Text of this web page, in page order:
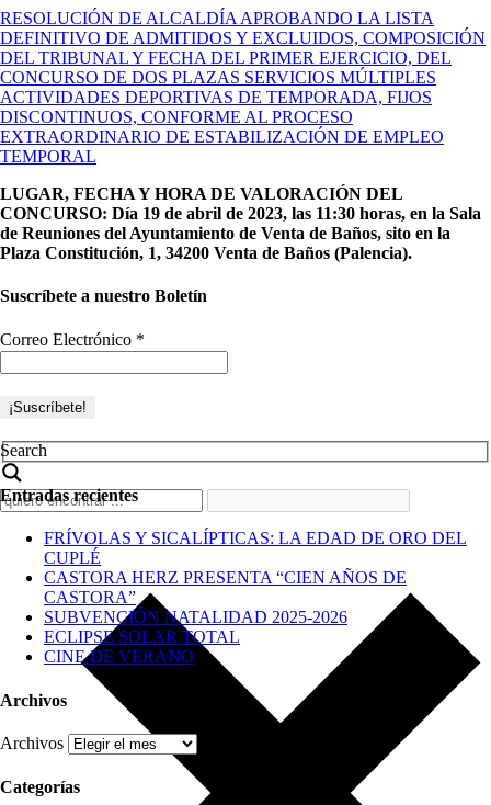
RESOLUCIÓN DE ALCALDÍA APROBANDO LA LISTA
DEFINITIVO DE ADMITIDOS Y EXCLUIDOS, COMPOSICIÓN
DEL TRIBUNAL Y FECHA DEL PRIMER EJERCICIO, DEL
CONCURSO DE DOS PLAZAS SERVICIOS MÚLTIPLES
ACTIVIDADES DEPORTIVAS DE TEMPORADA, FIJOS
DISCONTINUOS, CONFORME AL PROCESO
EXTRAORDINARIO DE ESTABILIZACIÓN DE EMPLEO
TEMPORAL
LUGAR, FECHA Y HORA DE VALORACIÓN DEL
CONCURSO: Día 19 de abril de 2023, las 11:30 horas, en la Sala
de Reuniones del Ayuntamiento de Venta de Baños, sito en la
Plaza Constitución, 1, 34200 Venta de Baños (Palencia).
Suscríbete a nuestro Boletín
Correo Electrónico *
Search
Entradas recientes
FRÍVOLAS Y SICALÍPTICAS: LA EDAD DE ORO DEL
CUPLÉ
CASTORA HERZ PRESENTA “CIEN AÑOS DE
CASTORA”
SUBVENCIÓN NATALIDAD 2025-2026
ECLIPSE SOLAR TOTAL
CINE DE VERANO
Archivos
Archivos
Categorías